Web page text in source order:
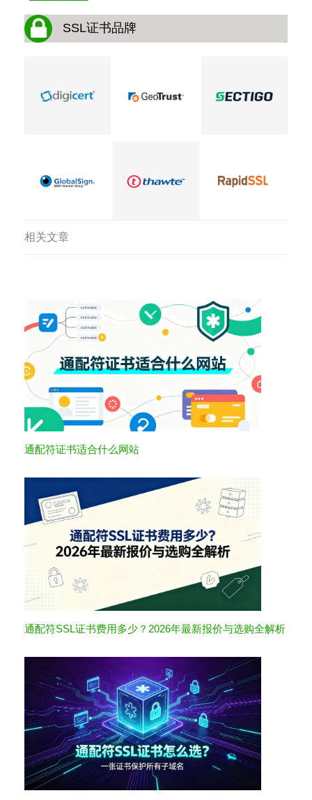
SSL证书品牌
相关文章
通配符证书适合什么网站
通配符SSL证书费用多少？2026年最新报价与选购全解析